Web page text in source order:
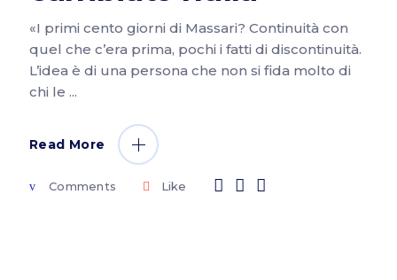
«I primi cento giorni di Massari? Continuità con
quel che c’era prima, pochi i fatti di discontinuità.
L’idea è di una persona che non si fida molto di
chi le
Read More
Comments Like